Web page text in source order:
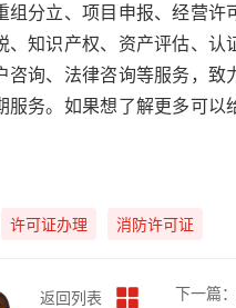
组分立、项目申报、经营许
、知识产权、资产评估、认
咨询、法律咨询等服务，致
服务。如果想了解更多可以
许可证办理 消防许可证
件和材料 返回列表